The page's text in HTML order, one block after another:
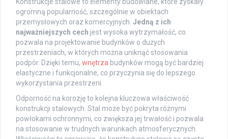
ogromną popularność, szczególnie w obiektach
przemysłowych oraz komercyjnych. Jedną z ich
najważniejszych cech jest wysoka wytrzymałość, co
pozwala na projektowanie budynków o dużych
przestrzeniach, w których można uniknąć stosowania
podpór. Dzięki temu, wnętrza budynków mogą być bardziej
elastyczne i funkcjonalne, co przyczynia się do lepszego
wykorzystania przestrzeni.
Odporność na korozję to kolejna kluczowa właściwość
konstrukcji stalowych. Stal może być pokryta różnymi
powłokami ochronnymi, co zwiększa jej trwałość i pozwala
na stosowanie w trudnych warunkach atmosferycznych.